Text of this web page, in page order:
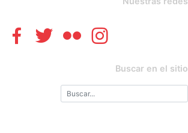
Buscar en el sitio